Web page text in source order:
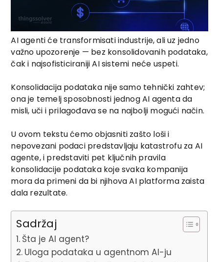
AI agenti će transformisati industrije, ali uz jedno
važno upozorenje — bez konsolidovanih podataka,
čak i najsofisticiraniji AI sistemi neće uspeti.
Konsolidacija podataka nije samo tehnički zahtev;
ona je temelj sposobnosti jednog AI agenta da
misli, uči i prilagođava se na najbolji mogući način.
U ovom tekstu ćemo objasniti zašto loši i
nepovezani podaci predstavljaju katastrofu za AI
agente, i predstaviti pet ključnih pravila
konsolidacije podataka koje svaka kompanija
mora da primeni da bi njihova AI platforma zaista
dala rezultate.
Sadržaj
Šta je AI agent?
Uloga podataka u agentnom AI-ju